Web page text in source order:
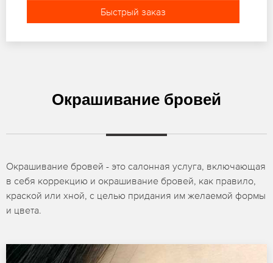
Быстрый заказ
Окрашивание бровей
Окрашивание бровей - это салонная услуга, включающая
в себя коррекцию и окрашивание бровей, как правило,
краской или хной, с целью придания им желаемой формы
и цвета.